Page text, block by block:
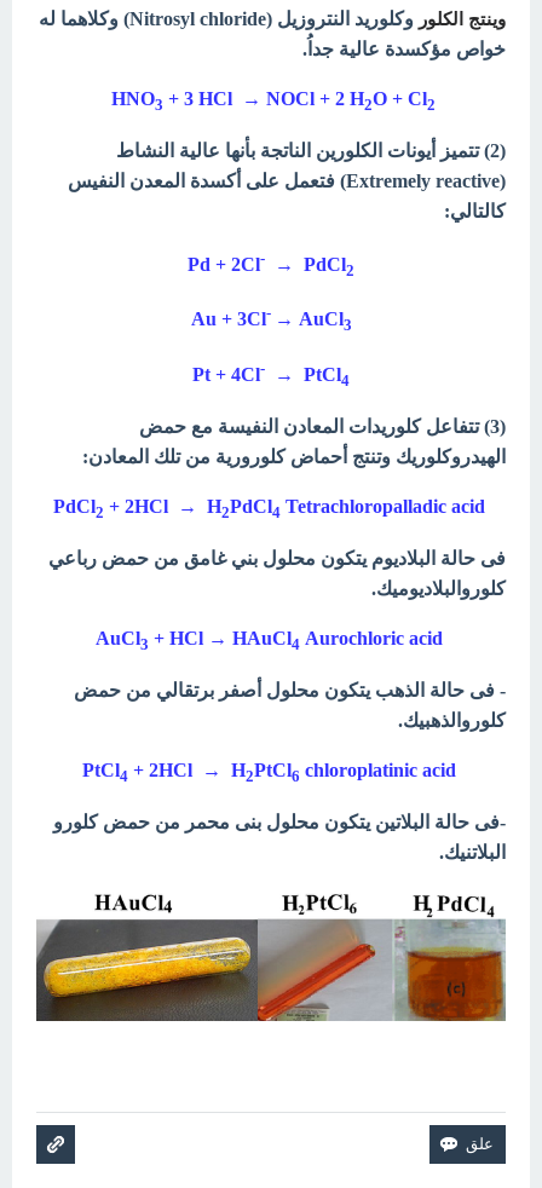
وينتج الكلور
وكلوريد النتروزيل (Nitrosyl chloride) وكلاهما له
خواص مؤكسدة عالية جداُ.
HNO3 + 3 HCl → NOCl + 2 H2O + Cl2
(2) تتميز أيونات الكلورين الناتجة بأنها عالية النشاط
(Extremely reactive) فتعمل على أكسدة المعدن النفيس
كالتالي:
Pd + 2Cl- → PdCl2
Au + 3Cl- → AuCl3
Pt + 4Cl- → PtCl4
(3) تتفاعل كلوريدات المعادن النفيسة مع حمض
الهيدروكلوريك وتنتج أحماض كلورورية من تلك المعادن:
2 + 2HCl → H2PdCl4 Tetrachloropalladic acid
فى حالة البلاديوم يتكون محلول بني غامق من حمض رباعي
كلوروالبلاديوميك.
3 + HCl → HAuCl4 Aurochloric acid
- فى حالة الذهب يتكون محلول أصفر برتقالي من حمض
كلوروالذهبيك.
4 + 2HCl → H2PtCl6 chloroplatinic acid
-فى حالة البلاتين يتكون محلول بنى محمر من حمض كلورو
البلاتنيك.